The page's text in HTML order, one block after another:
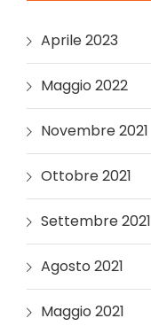
Aprile 2023
Maggio 2022
Novembre 2021
Ottobre 2021
Settembre 2021
Agosto 2021
Maggio 2021